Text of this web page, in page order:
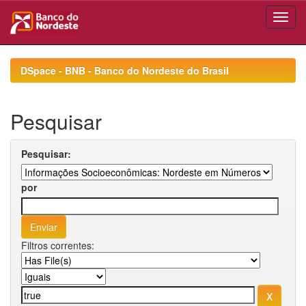
navigationDSpace - BNB - Banco do Nordeste do Brasil
Pesquisar
Pesquisar:
por
Filtros correntes: